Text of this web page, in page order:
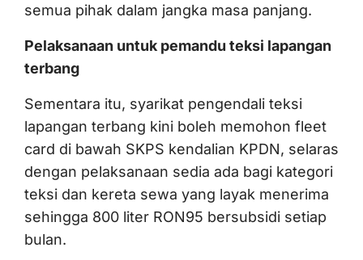
semua pihak dalam jangka masa panjang.
Pelaksanaan untuk pemandu teksi lapangan
terbang
Sementara itu, syarikat pengendali teksi
lapangan terbang kini boleh memohon fleet
card di bawah SKPS kendalian KPDN, selaras
dengan pelaksanaan sedia ada bagi kategori
teksi dan kereta sewa yang layak menerima
sehingga 800 liter RON95 bersubsidi setiap
bulan.